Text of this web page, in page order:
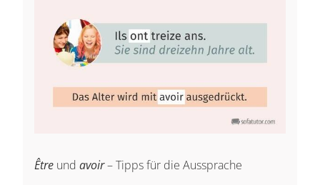
Être und avoir– Tipps für die Aussprache